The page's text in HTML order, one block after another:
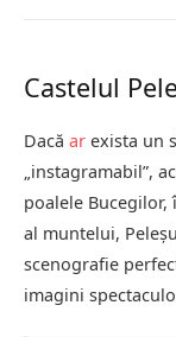
Castelul
Dacă ar exista un
„instagramabil”,
poalele
al muntelui,
scenografie
imagini